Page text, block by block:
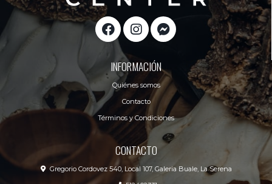
INFORMACIÓN
Quiénes somos
Contacto
Términos y Condiciones
CONTACTO
Gregorio Cordovez 540, Local 107, Galeria Buale, La Serena